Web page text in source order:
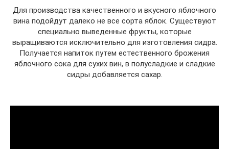
Для производства качественного и вкусного яблочного
вина подойдут далеко не все сорта яблок. Существуют
специально выведенные фрукты, которые
выращиваются исключительно для изготовления сидра.
Получается напиток путем естественного брожения
яблочного сока для сухих вин, в полусладкие и сладкие
сидры добавляется сахар.